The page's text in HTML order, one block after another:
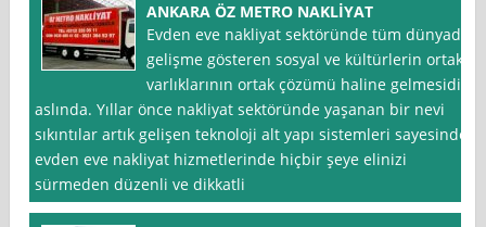
ANKARA ÖZ METRO NAKLİYAT
Evden eve nakliyat sektöründe tüm dünyada
gelişme gösteren sosyal ve kültürlerin ortak
varlıklarının ortak çözümü haline gelmesidir
aslında. Yıllar önce nakliyat sektöründe yaşanan bir nevi
sıkıntılar artık gelişen teknoloji alt yapı sistemleri sayesinde
evden eve nakliyat hizmetlerinde hiçbir şeye elinizi
sürmeden düzenli ve dikkatli